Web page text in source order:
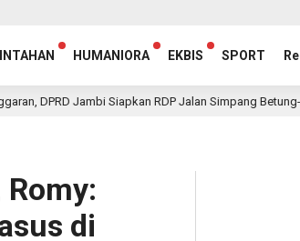
HUMANIORA EKBIS SPORT
Siapkan RDP Jalan Simpang Betung- Pintas
di